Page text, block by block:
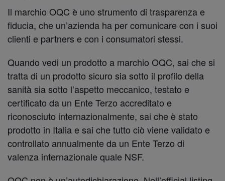
Il marchio OQC è uno strumento di trasparenza e
fiducia, che un’azienda ha per comunicare con i suoi
clienti e partners e con i consumatori stessi.
Quando vedi un prodotto a marchio OQC, sai che si
tratta di un prodotto sicuro sia sotto il profilo della
sanità sia sotto l’aspetto meccanico, testato e
certificato da un Ente Terzo accreditato e
riconosciuto internazionalmente, sai che è stato
prodotto in Italia e sai che tutto ciò viene validato e
controllato annualmente da un Ente Terzo di
valenza internazionale quale NSF.